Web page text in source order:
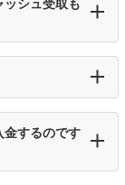
ッシュ受取も
金するのです